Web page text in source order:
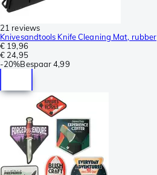
21 reviews
Knivesandtools Knife Cleaning Mat, rubber
€ 19,96
€ 24,95
-20%Bespaar 4,99